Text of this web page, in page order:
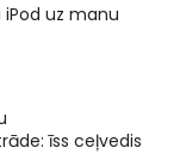
uz manu
īss ceļvedis